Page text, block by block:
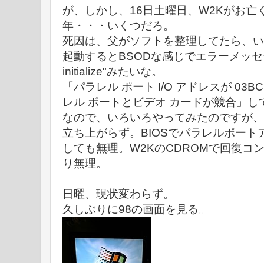
が、しかし、16日土曜日、W2Kがお亡
年・・・いくつだろ。
死因は、父がソフトを整理してたら、
起動するとBSODな感じでエラーメッ
initialize"みたいな。
「パラレル ポート I/O アドレスが
レル ポートとビデオ カードが競合」
なので、いろいろやってみたのですが
立ち上がらず。BIOSでパラレルポート
しても無理。W2KのCDROMで回復コ
り無理。
日曜、現状変わらず。
久しぶりに98の画面を見る。